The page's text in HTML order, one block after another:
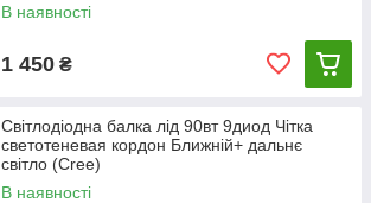
В наявності
1 450 ₴
Світлодіодна балка лід 90вт 9диод Чітка
светотеневая кордон Ближній+ дальнє
світло (Cree)
В наявності